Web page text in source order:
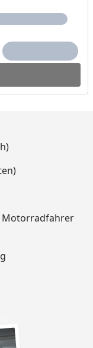
Motorradfahrer